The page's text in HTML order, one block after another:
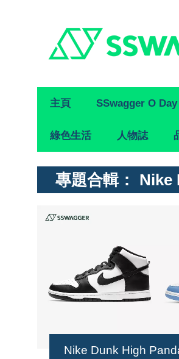
Primary
Navigation
主頁 SSwagger O
綠色生活 人物誌
專題合輯： Nike
Nike Dunk High